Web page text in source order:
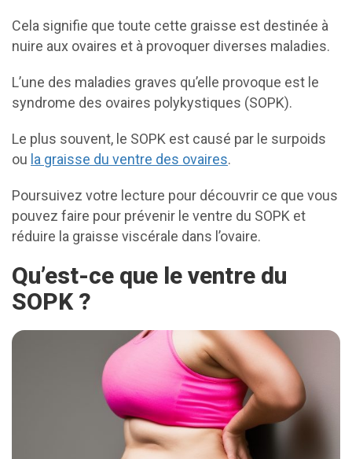
Cela signifie que toute cette graisse est destinée à
nuire aux ovaires et à provoquer diverses maladies.
L’une des maladies graves qu’elle provoque est le
syndrome des ovaires polykystiques (SOPK).
Le plus souvent, le SOPK est causé par le surpoids
ou la graisse du ventre des ovaires.
Poursuivez votre lecture pour découvrir ce que vous
pouvez faire pour prévenir le ventre du SOPK et
réduire la graisse viscérale dans l’ovaire.
Qu’est-ce que le ventre du
SOPK ?